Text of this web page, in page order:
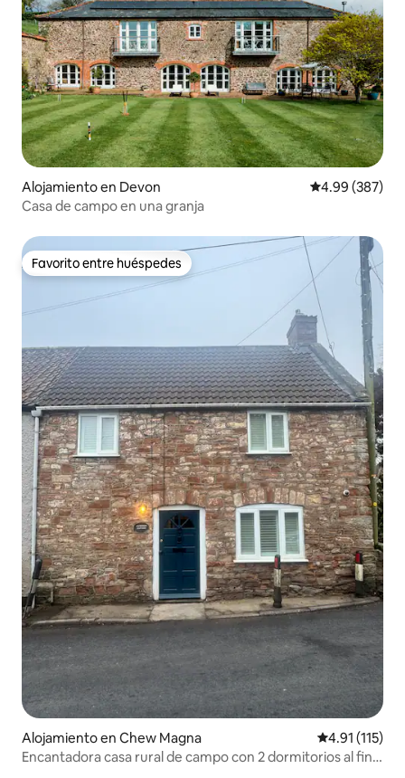
Alojamiento en Devon Calificación
4.99 (387)
Casa de campo en una granja
Favorito entre huéspedes
Favorito entre huéspedes
Alojamiento en Chew Magna Calificación
4.91 (115)
Encantadora casa rural de campo con 2 dormitorios al final